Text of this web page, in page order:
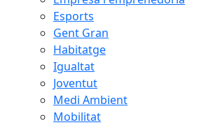
Esports
Gent Gran
Habitatge
Igualtat
Joventut
Medi Ambient
Mobilitat